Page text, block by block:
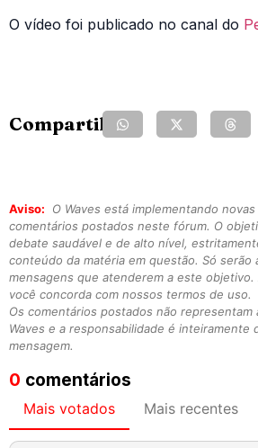
O vídeo foi publicado no canal do
Compartilhe:
Aviso:
O Waves está implementando
comentários postados neste fórum. O
debate saudável e de alto nível,
conteúdo da matéria em questão. Só serão
mensagens que atenderem a este objetivo.
você concorda com nossos termos de uso.
Os comentários postados não representam
Waves e a responsabilidade é inteiramente
mensagem.
0 comentários
Mais votados Mais recentes